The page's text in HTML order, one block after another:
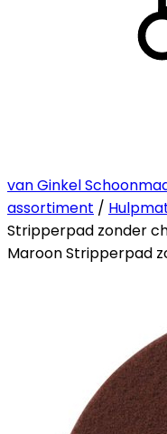
van Ginkel
assortiment /
Stripperpad zonder
Maroon Stripperpad